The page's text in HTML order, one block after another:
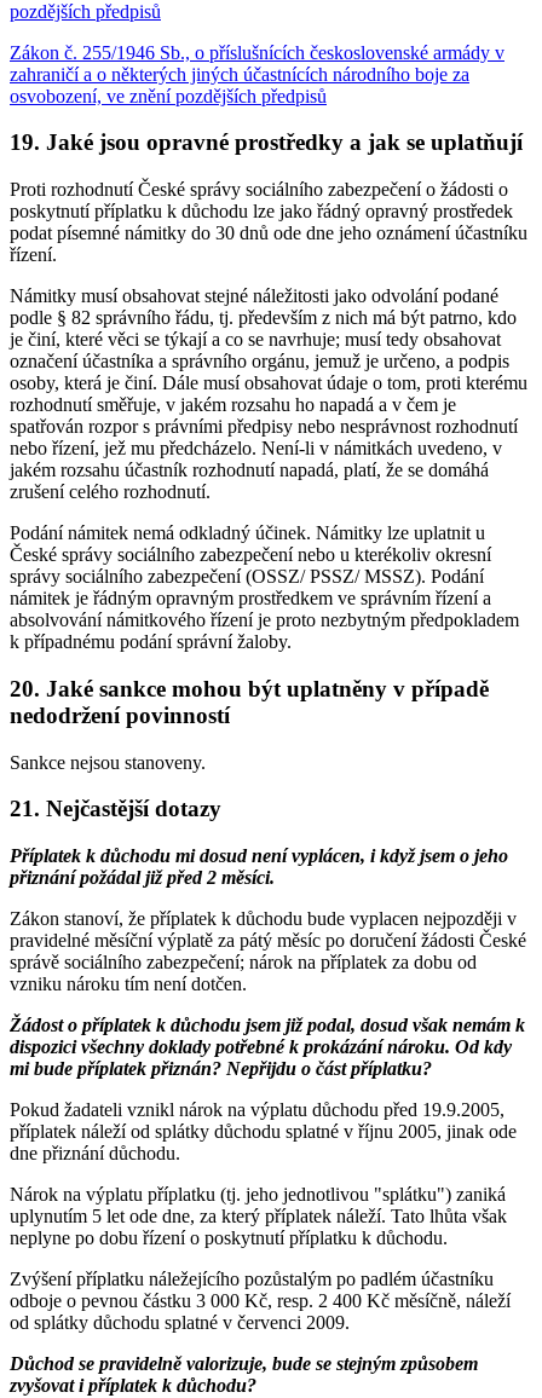
pozdějších předpisů
Zákon č. 255/1946 Sb., o příslušnících československé armády v
zahraničí a o některých jiných účastnících národního boje za
osvobození, ve znění pozdějších předpisů
19. Jaké jsou opravné prostředky a jak se uplatňují
Proti rozhodnutí České správy sociálního zabezpečení o žádosti o
poskytnutí příplatku k důchodu lze jako řádný opravný prostředek
podat písemné námitky do 30 dnů ode dne jeho oznámení účastníku
řízení.
Námitky musí obsahovat stejné náležitosti jako odvolání podané
podle § 82 správního řádu, tj. především z nich má být patrno, kdo
je činí, které věci se týkají a co se navrhuje; musí tedy obsahovat
označení účastníka a správního orgánu, jemuž je určeno, a podpis
osoby, která je činí. Dále musí obsahovat údaje o tom, proti kterému
rozhodnutí směřuje, v jakém rozsahu ho napadá a v čem je
spatřován rozpor s právními předpisy nebo nesprávnost rozhodnutí
nebo řízení, jež mu předcházelo. Není-li v námitkách uvedeno, v
jakém rozsahu účastník rozhodnutí napadá, platí, že se domáhá
zrušení celého rozhodnutí.
Podání námitek nemá odkladný účinek. Námitky lze uplatnit u
České správy sociálního zabezpečení nebo u kterékoliv okresní
správy sociálního zabezpečení (OSSZ/ PSSZ/ MSSZ). Podání
námitek je řádným opravným prostředkem ve správním řízení a
absolvování námitkového řízení je proto nezbytným předpokladem
k případnému podání správní žaloby.
20. Jaké sankce mohou být uplatněny v případě
nedodržení povinností
Sankce nejsou stanoveny.
21. Nejčastější dotazy
Příplatek k důchodu mi dosud není vyplácen, i když jsem o jeho
přiznání požádal již před 2 měsíci.
Zákon stanoví, že příplatek k důchodu bude vyplacen nejpozději v
pravidelné měsíční výplatě za pátý měsíc po doručení žádosti České
správě sociálního zabezpečení; nárok na příplatek za dobu od
vzniku nároku tím není dotčen.
Žádost o příplatek k důchodu jsem již podal, dosud však nemám k
dispozici všechny doklady potřebné k prokázání nároku. Od kdy
mi bude příplatek přiznán? Nepřijdu o část příplatku?
Pokud žadateli vznikl nárok na výplatu důchodu před 19.9.2005,
příplatek náleží od splátky důchodu splatné v říjnu 2005, jinak ode
dne přiznání důchodu.
Nárok na výplatu příplatku (tj. jeho jednotlivou "splátku") zaniká
uplynutím 5 let ode dne, za který příplatek náleží. Tato lhůta však
neplyne po dobu řízení o poskytnutí příplatku k důchodu.
Zvýšení příplatku náležejícího pozůstalým po padlém účastníku
odboje o pevnou částku 3 000 Kč, resp. 2 400 Kč měsíčně, náleží
od splátky důchodu splatné v červenci 2009.
Důchod se pravidelně valorizuje, bude se stejným způsobem
zvyšovat i příplatek k důchodu?